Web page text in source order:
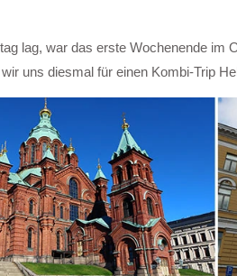
lag, war das erste Wochenende im
uns diesmal für einen Kombi-Trip